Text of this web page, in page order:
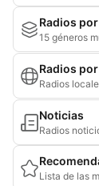
Radios
15 géneros
Radios
Radios
Noticias
Radios
Lista de las